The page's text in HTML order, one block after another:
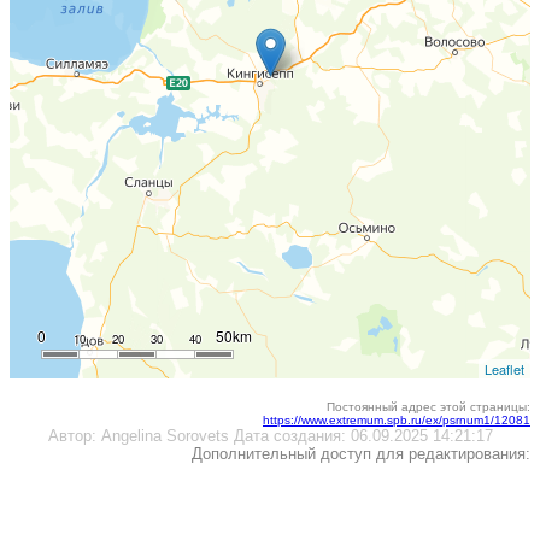
10
0 20 30 40 50km
Leaflet
Постоянный адрес этой страницы:
https://www.extremum.spb.ru/ex/psrnum1/12081
Автор: Angelina Sorovets Дата создания: 06.09.2025 14:21:17
Дополнительный доступ для редактирования: